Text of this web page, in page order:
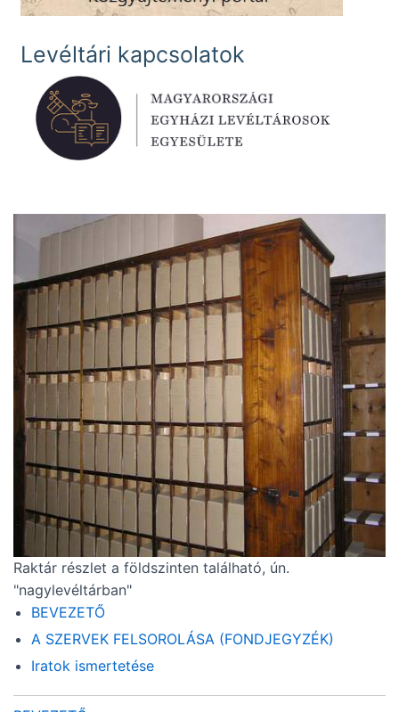
Levéltári kapcsolatok
Raktár részlet a földszinten található, ún.
"nagylevéltárban"
BEVEZETŐ
A SZERVEK FELSOROLÁSA (FONDJEGYZÉK)
Iratok ismertetése